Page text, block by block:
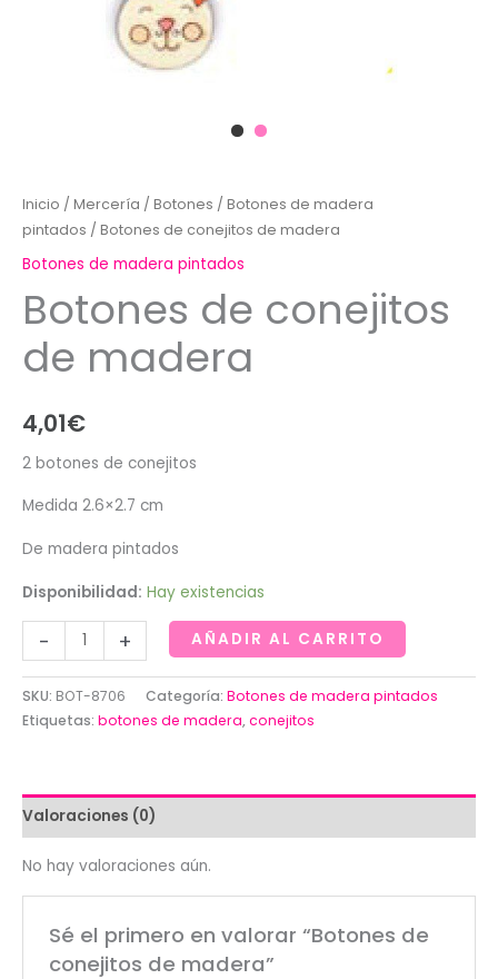
Inicio / Mercería / Botones / Botones de madera
pintados / Botones de conejitos de madera
Botones de madera pintados
Botones de conejitos
de madera
4,01€
2 botones de conejitos
Medida 2.6×2.7 cm
De madera pintados
Disponibilidad: Hay existencias
-
Botones
de
conejitos
de
+ AÑADIR AL CARRITO
SKU: BOT-8706 Categoría: Botones de madera pintados
Etiquetas: botones de madera,conejitos
Valoraciones (0)
No hay valoraciones aún.
Sé el primero en valorar “Botones de
conejitos de madera”